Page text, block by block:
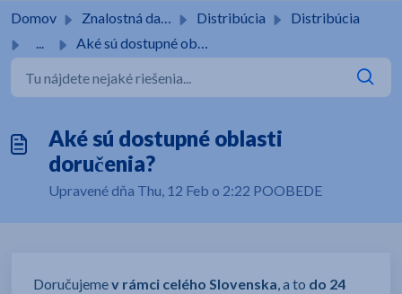
Domov Znalostná databáza Distribúcia
Distribúcia
...
Aké sú dostupné oblasti doručenia?
Aké sú dostupné oblasti
doručenia?
Upravené dňa Thu, 12 Feb o 2:22 POOBEDE
Doručujemev rámci celého Slovenska, a to do 24